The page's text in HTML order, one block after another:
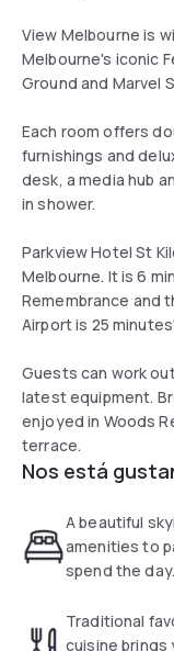
View Melbourne is
Melbourne's iconic
Ground and Marvel
Each room offers
furnishings and
desk, a media hub
in shower.
Parkview Hotel St
Melbourne. It is 6
Remembrance and
Airport is 25
Guests can work
latest equipment.
enjoyed in Woods
terrace.
Nos está
A beautiful
amenities to
spend the day.
Traditional
cuisine brings